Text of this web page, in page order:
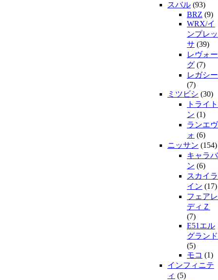
スバル (93)
BRZ (9)
WRX/イ
ンプレッ
サ (39)
レヴォー
グ (7)
レガシー
(7)
ミツビシ (30)
トライト
ン (1)
ランエヴ
ォ (6)
ニッサン (154)
キャラバ
ン (6)
スカイラ
イン (17)
フェアレ
ディＺ
(7)
E51エル
グランド
(5)
モコ (1)
インフィニテ
ィ (5)